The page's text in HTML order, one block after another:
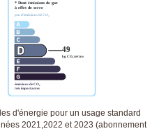
d'énergie pour un usage standard
2021,2022 et 2023 (abonnement